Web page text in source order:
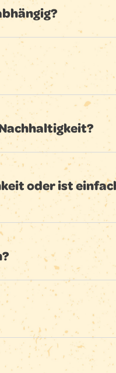
oder ist